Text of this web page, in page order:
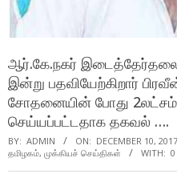
ஆர்.கே.நகர் இடைத்தேர்தலை
இன்று பதவியேற்கிறார்
சோதனையின் போது 2லட்சம்
செய்யப்பட்டதாக தகவல் ….
BY: ADMIN ON: DECEMBER 10, 2017
தமிழகம், முக்கியச் செய்திகள் WITH: